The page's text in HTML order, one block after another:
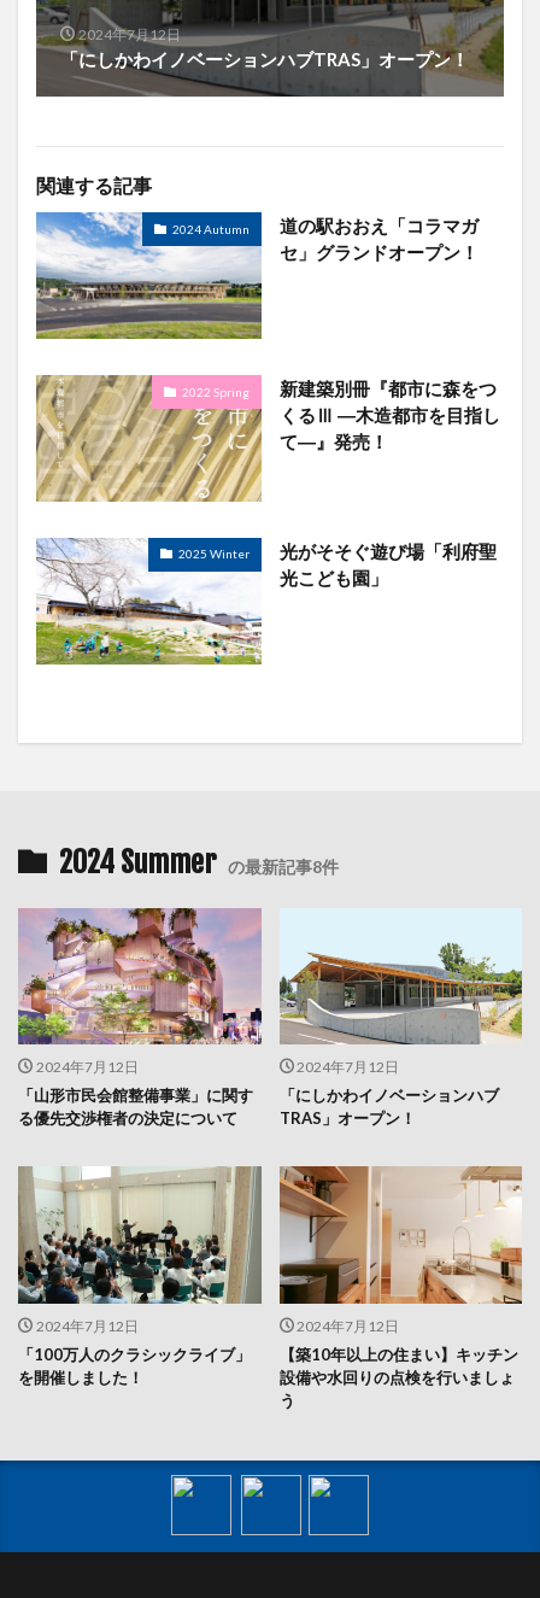
2024年7月12日
「にしかわイノベーションハブTRAS」オープン！
関連する記事
2024 Autumn
道の駅おおえ「コラマガ
セ」グランドオープン！
2022 Spring
新建築別冊『都市に森をつ
くるⅢ ―木造都市を目指し
て―』発売！
2025 Winter
光がそそぐ遊び場「利府聖
光こども園」
2024 Summer の最新記事8件
2024年7月12日
「山形市民会館整備事業」に関す
る優先交渉権者の決定について
2024年7月12日
「にしかわイノベーションハブ
TRAS」オープン！
2024年7月12日
「100万人のクラシックライブ」
を開催しました！
2024年7月12日
【築10年以上の住まい】キッチン
設備や水回りの点検を行いましょ
う